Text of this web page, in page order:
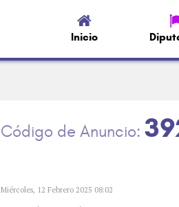
Inicio
Miércoles, 12 Febrero 2025 08:02